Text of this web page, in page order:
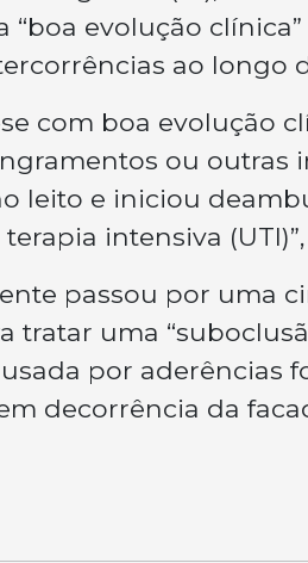
“boa evolução
ao longo
se com boa evolução
ou outras
leito e iniciou
intensiva
passou por uma
tratar uma
por aderências
decorrência da